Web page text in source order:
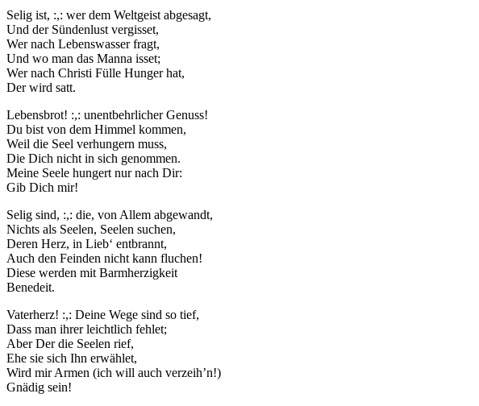
Selig ist, :,: wer dem Weltgeist abgesagt,
Und der Sündenlust vergisset,
Wer nach Lebenswasser fragt,
Und wo man das Manna isset;
Wer nach Christi Fülle Hunger hat,
Der wird satt.
Lebensbrot! :,: unentbehrlicher Genuss!
Du bist von dem Himmel kommen,
Weil die Seel verhungern muss,
Die Dich nicht in sich genommen.
Meine Seele hungert nur nach Dir:
Gib Dich mir!
Selig sind, :,: die, von Allem abgewandt,
Nichts als Seelen, Seelen suchen,
Deren Herz, in Lieb‘ entbrannt,
Auch den Feinden nicht kann fluchen!
Diese werden mit Barmherzigkeit
Benedeit.
Vaterherz! :,: Deine Wege sind so tief,
Dass man ihrer leichtlich fehlet;
Aber Der die Seelen rief,
Ehe sie sich Ihn erwählet,
Wird mir Armen (ich will auch verzeih’n!)
Gnädig sein!